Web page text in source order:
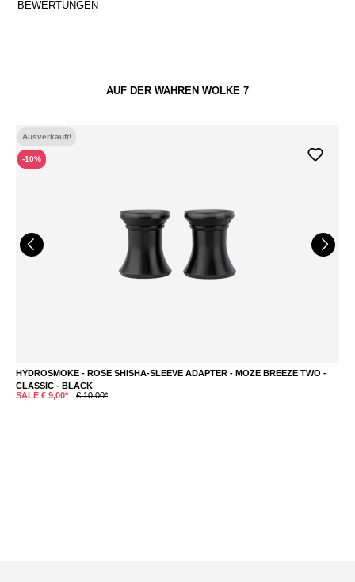
BEWERTUNGEN
AUF DER WAHREN WOLKE 7
Ausverkauft!
-10%
HYDROSMOKE - ROSE SHISHA-SLEEVE ADAPTER - MOZE BREEZE TWO -
CLASSIC - BLACK
SALE € 9,00*
€ 10,00*